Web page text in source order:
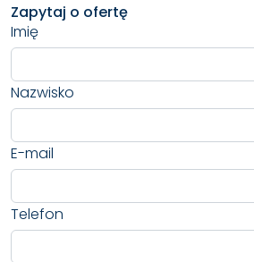
Zapytaj o ofertę
Imię
Nazwisko
E-mail
Telefon